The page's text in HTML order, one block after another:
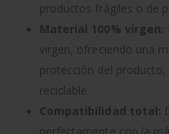
productos frágiles o de
Material 100% virgen:
virgen, ofreciendo una
protección del
reciclable.
Compatibilidad total: